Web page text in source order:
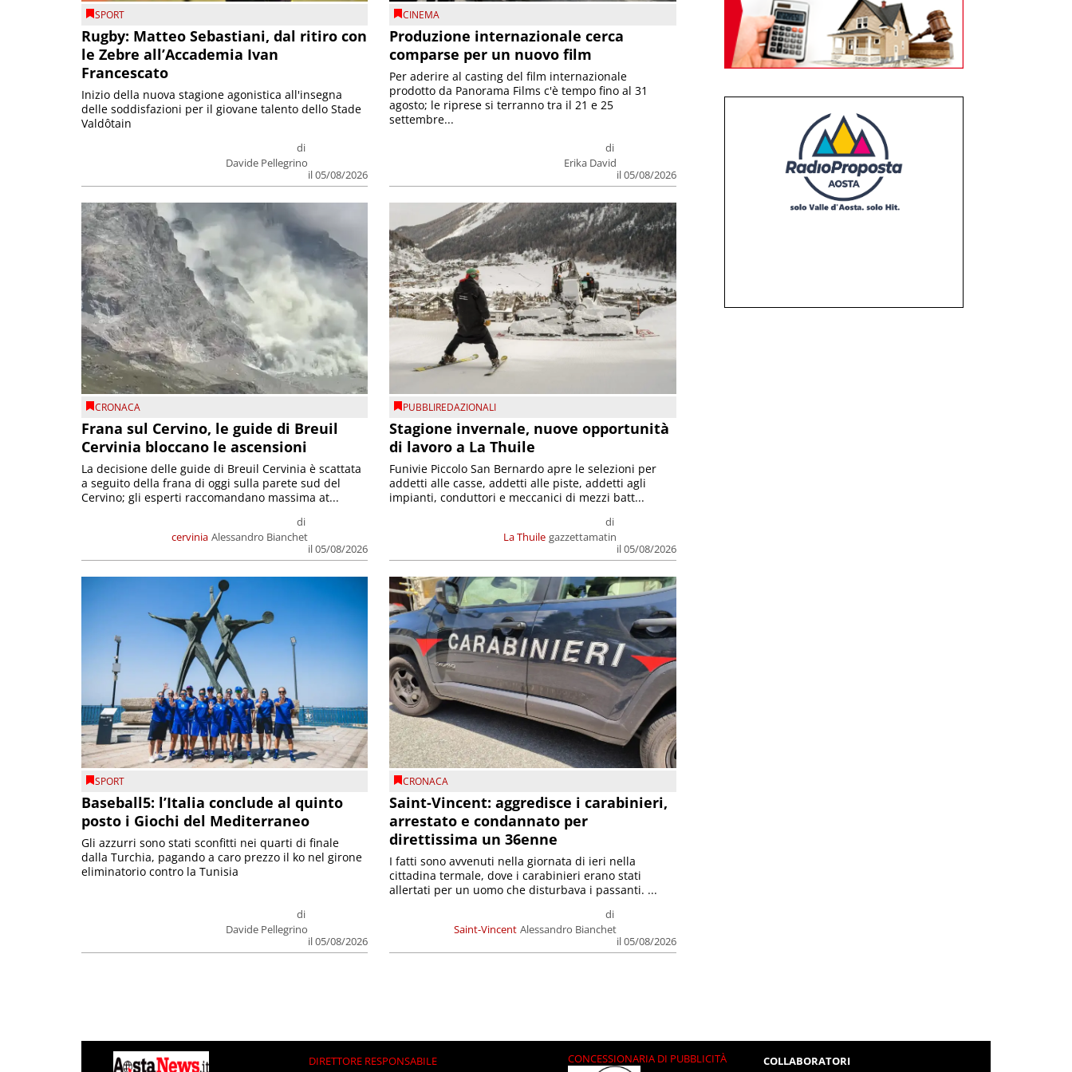
SPORT
Rugby: Matteo Sebastiani, dal ritiro con
le Zebre all’Accademia Ivan
Francescato
di
Davide Pellegrino
il 05/08/2026
Inizio della nuova stagione agonistica all'insegna
delle soddisfazioni per il giovane talento dello Stade
Valdôtain
CINEMA
Produzione internazionale cerca
comparse per un nuovo film
di
Erika David
il 05/08/2026
Per aderire al casting del film internazionale
prodotto da Panorama Films c'è tempo fino al 31
agosto; le riprese si terranno tra il 21 e 25
settembre...
CRONACA
Frana sul Cervino, le guide di Breuil
Cervinia bloccano le ascensioni
cervinia
di
Alessandro Bianchet
il 05/08/2026
La decisione delle guide di Breuil Cervinia è scattata
a seguito della frana di oggi sulla parete sud del
Cervino; gli esperti raccomandano massima at...
PUBBLIREDAZIONALI
Stagione invernale, nuove opportunità
di lavoro a La Thuile
La Thuile
di
gazzettamatin
il 05/08/2026
Funivie Piccolo San Bernardo apre le selezioni per
addetti alle casse, addetti alle piste, addetti agli
impianti, conduttori e meccanici di mezzi batt...
SPORT
Baseball5: l’Italia conclude al quinto
posto i Giochi del Mediterraneo
di
Davide Pellegrino
il 05/08/2026
Gli azzurri sono stati sconfitti nei quarti di finale
dalla Turchia, pagando a caro prezzo il ko nel girone
eliminatorio contro la Tunisia
CRONACA
Saint-Vincent: aggredisce i carabinieri,
arrestato e condannato per
direttissima un 36enne
Saint-Vincent
di
Alessandro Bianchet
il 05/08/2026
I fatti sono avvenuti nella giornata di ieri nella
cittadina termale, dove i carabinieri erano stati
allertati per un uomo che disturbava i passanti. ...
DIRETTORE RESPONSABILE
CONCESSIONARIA DI PUBBLICITÀ
COLLABORATORI